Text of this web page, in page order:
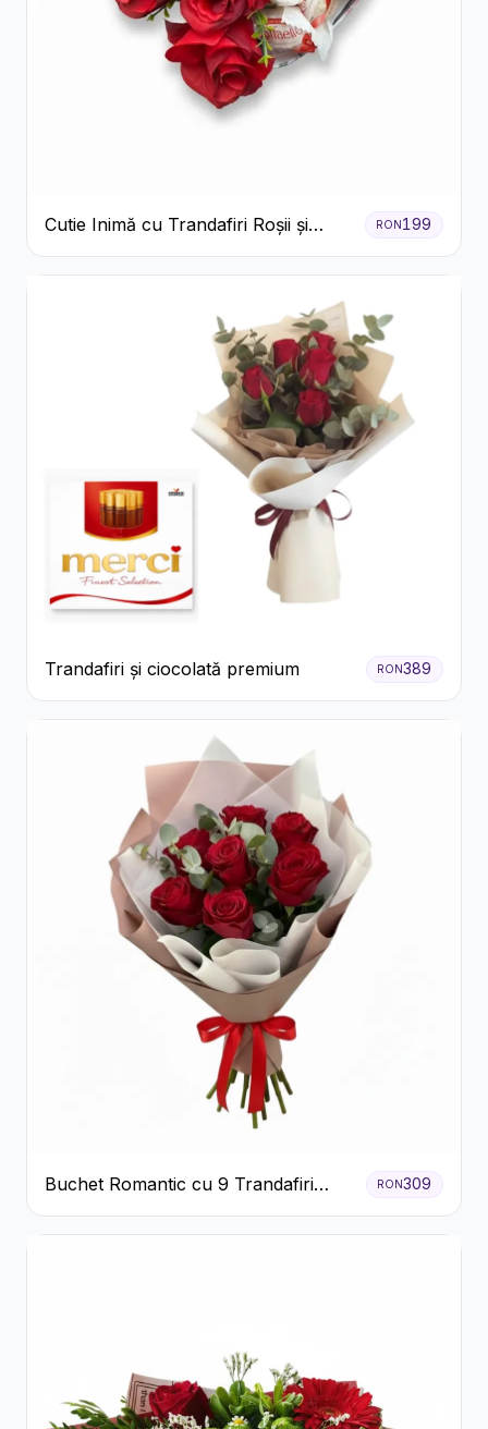
Cutie Inimă cu Trandafiri Roșii și
Raffaello
RON199
Trandafiri și ciocolată premium RON389
Buchet Romantic cu 9 Trandafiri
Roșii
RON309